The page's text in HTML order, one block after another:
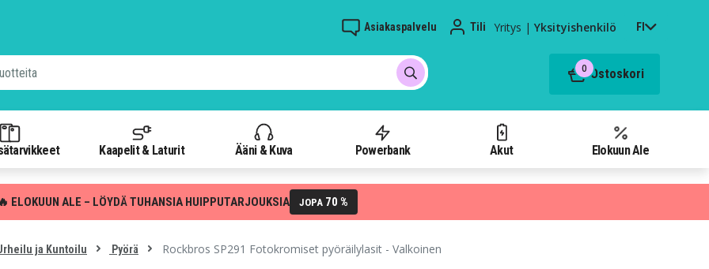
Asiakaspalvelu Tili Yritys | Yksityishenkilö FI
0 Ostoskori
Kaapelit & Laturit Ääni & Kuva Powerbank Akut Elokuun Ale
ELOKUUN ALE – LÖYDÄ TUHANSIA HUIPPUTARJOUKSIA JOPA 70 %
ja Kuntoilu Pyörä Rockbros SP291 Fotokromiset pyöräilylasit - Valkoinen